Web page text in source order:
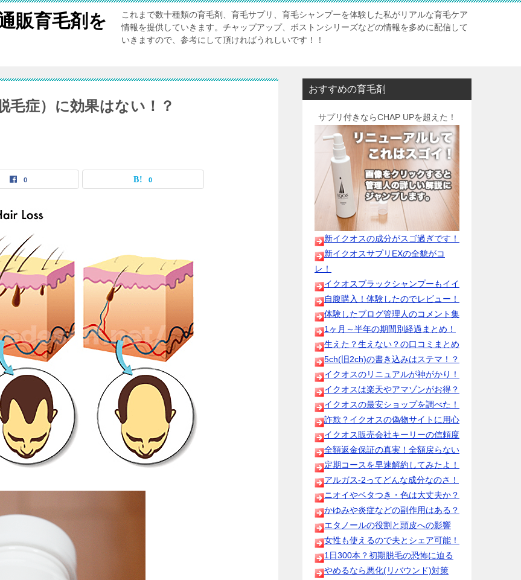
販育毛剤を
これまで数十種類の育毛剤、育毛サプリ、育毛シャンプーを体験した私がリアルな育毛ケア
情報を提供していきます。チャップアップ、ボストンシリーズなどの情報を多めに配信して
いきますので、参考にして頂ければうれしいです！！
毛症）に効果はない！？
0 0
おすすめの育毛剤
サプリ付きならCHAP UPを超えた！
新イクオスの成分がスゴ過ぎです！
新イクオスサプリEXの全貌がコ
レ！
イクオスブラックシャンプーもイイ
自腹購入！体験したのでレビュー！
体験したブログ管理人のコメント集
1ヶ月～半年の期間別経過まとめ！
生えた？生えない？の口コミまとめ
5ch(旧2ch)の書き込みはステマ！？
イクオスのリニュアルが神がかり！
イクオスは楽天やアマゾンがお得？
イクオスの最安ショップを調べた！
詐欺？イクオスの偽物サイトに用心
イクオス販売会社キーリーの信頼度
全額返金保証の真実！全額戻らない
定期コースを早速解約してみたよ！
アルガス-2ってどんな成分なのさ！
ニオイやベタつき・色は大丈夫か？
かゆみや炎症などの副作用はある？
エタノールの役割と頭皮への影響
女性も使えるので夫とシェア可能！
1日300本？初期脱毛の恐怖に迫る
やめるなら悪化(リバウンド)対策